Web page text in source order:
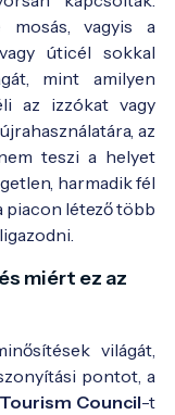
vagyis a
úticél sokkal
mint amilyen
az izzókat vagy
az
teszi a helyet
harmadik fél
piacon létező több
miért ez az
04/gstc-
tourism-
világát,
pontot, a
Council-t